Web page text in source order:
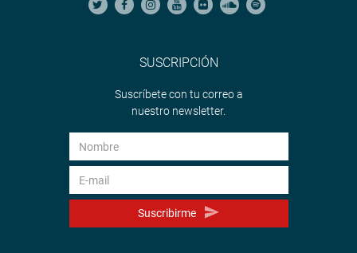
SUSCRIPCIÓN
Suscríbete con tu correo a
nuestro newsletter.
Suscribirme